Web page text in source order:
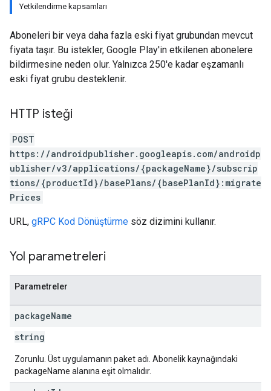
Yetkilendirme kapsamları
Aboneleri bir veya daha fazla eski fiyat grubundan mevcut
fiyata taşır. Bu istekler, Google Play'in etkilenen abonelere
bildirmesine neden olur. Yalnızca 250'e kadar eşzamanlı
eski fiyat grubu desteklenir.
HTTP isteği
POST
https://androidpublisher.googleapis.com/androidp
ublisher/v3/applications/{packageName}/subscrip
tions/{productId}/basePlans/{basePlanId}:migrate
Prices
URL, gRPC Kod Dönüştürme söz dizimini kullanır.
Yol parametreleri
Parametreler
packageName
string
Zorunlu. Üst uygulamanın paket adı. Abonelik kaynağındaki
packageName alanına eşit olmalıdır.